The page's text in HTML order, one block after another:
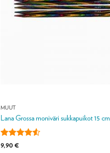
MUUT
Lana Grossa moniväri sukkapuikot 15 cm
Arvostelu
9,90€